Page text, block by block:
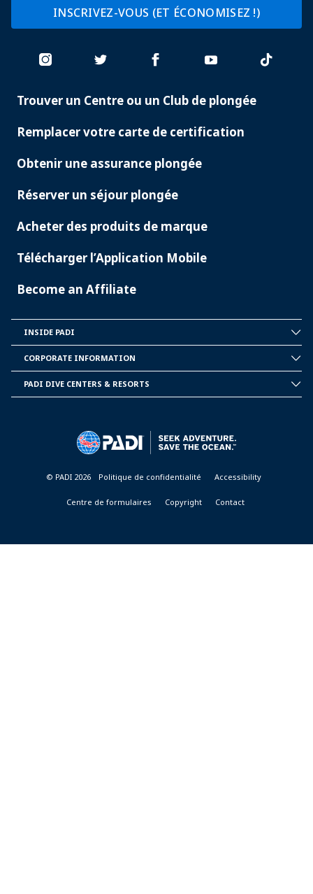
INSCRIVEZ-VOUS (ET ÉCONOMISEZ !)
PADI
Trouver un Centre ou un Club de plongée
Remplacer votre carte de certification
Obtenir une assurance plongée
Réserver un séjour plongée
Acheter des produits de marque
Télécharger l’Application Mobile
Become an Affiliate
PADI
INSIDE PADI
INFORMATION
CORPORATE INFORMATION
PADI DIVE CENTERS & RESORTS
© PADI 2026 Politique de confidentialité Accessibility
Centre de formulaires Copyright Contact